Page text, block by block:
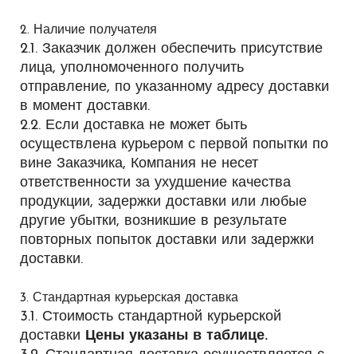
2. Наличие получателя
2.1. Заказчик должен обеспечить присутствие
лица, уполномоченного получить
отправление, по указанному адресу доставки
в момент доставки.
2.2. Если доставка не может быть
осуществлена ​​курьером с первой попытки по
вине Заказчика, Компания не несет
ответственности за ухудшение качества
продукции, задержки доставки или любые
другие убытки, возникшие в результате
повторных попыток доставки или задержки
доставки.
3. Стандартная курьерская доставка
3.1. Стоимость стандартной курьерской
доставки Цены указаны в таблице.